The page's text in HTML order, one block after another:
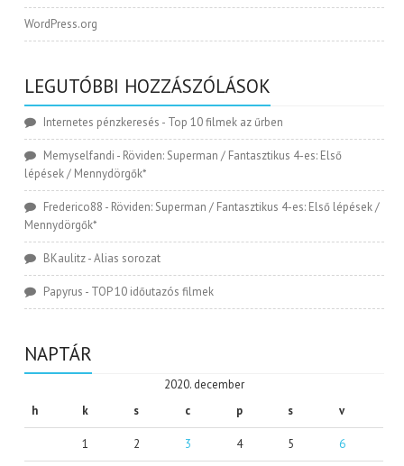
WordPress.org
LEGUTÓBBI HOZZÁSZÓLÁSOK
Internetes pénzkeresés - Top 10 filmek az űrben
Memyselfandi - Röviden: Superman / Fantasztikus 4-es: Első
lépések / Mennydörgők*
Frederico88 - Röviden: Superman / Fantasztikus 4-es: Első lépések /
Mennydörgők*
BKaulitz-Alias sorozat
Papyrus - TOP 10 időutazós filmek
NAPTÁR
2020. december
h
k s c p s v
1 2 3 4 5 6